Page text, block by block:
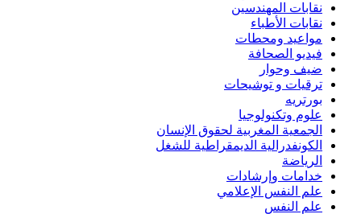
نقابات المهندسين
نقابات الأطباء
مواعيد ومحطات
فيديو الصحافة
ضيف وحوار
ترقيات و توشيحات
بورتريه
علوم وتكنولوجيا
الجمعية المغربية لحقوق الإنسان
الكونفدرالية الديمقراطية للشغل
الرياضة
خدامات وإرشادات
علم النفس الإعلامي
علم النفس